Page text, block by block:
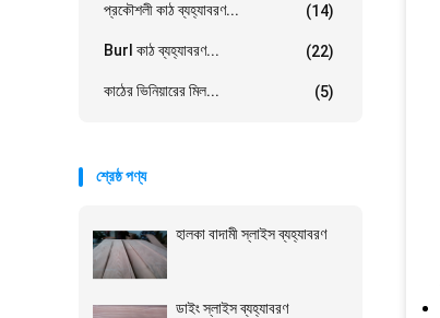
প্রকৌশলী কাঠ ব্যহ্যাবরণ... (14)
Burl কাঠ ব্যহ্যাবরণ... (22)
কাঠের ভিনিয়ারের মিল... (5)
শ্রেষ্ঠ পণ্য
হালকা বাদামী স্লাইস ব্যহ্যাবরণ
ডাইং স্লাইস ব্যহ্যাবরণ